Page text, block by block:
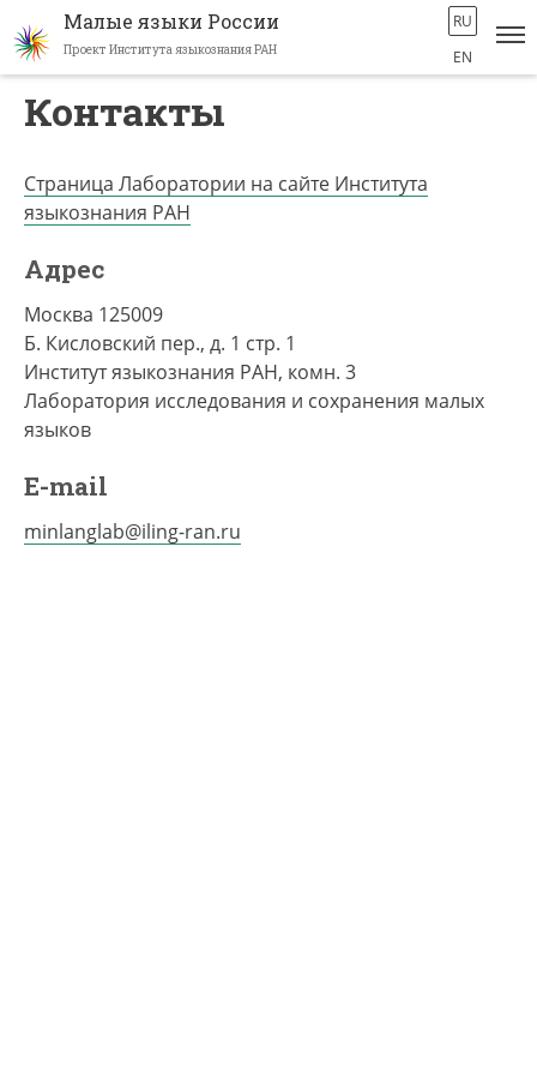
содержанию
Малые языки России
Проект Института языкознания РАН
RU
EN
Контакты
Страница Лаборатории на сайте Института
языкознания РАН
Адрес
Москва 125009
Б. Кисловский пер., д. 1 стр. 1
Институт языкознания РАН, комн. 3
Лаборатория исследования и сохранения малых
языков
E-mail
minlanglab@iling-ran.ru